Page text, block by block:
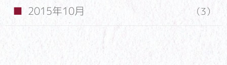
2015年10月 （3）